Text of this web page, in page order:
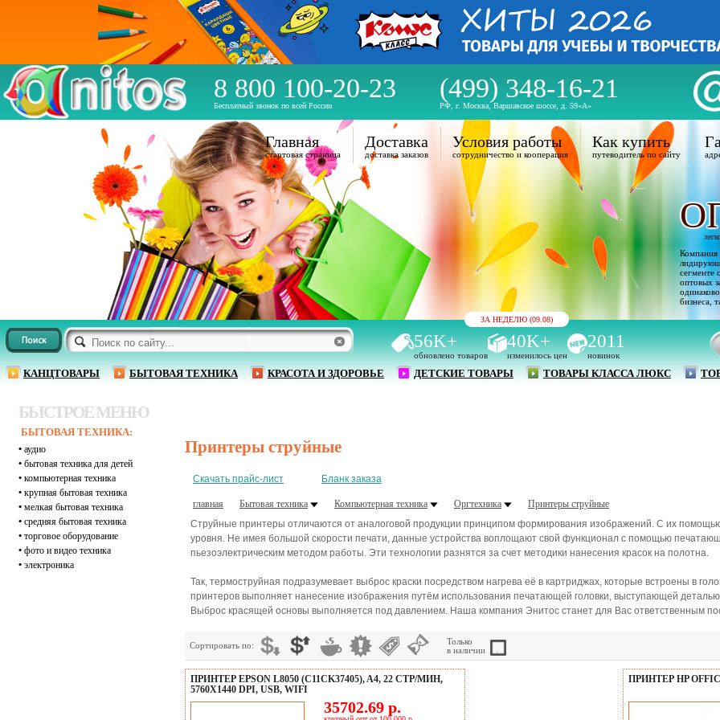
8 800 100-20-23
Бесплатный звонок по всей России
(499) 348-16-21
РФ, г. Москва, Варшавское шоссе, д. 59«А»
ЗА НЕДЕЛЮ (09.08)
56K+
обновлено товаров
40K+
изменилось цен
2011
новинок
КАНЦТОВАРЫ БЫТОВАЯ ТЕХНИКА КРАСОТА И ЗДОРОВЬЕ ДЕТСКИЕ ТОВАРЫ ТОВАРЫ КЛАССА ЛЮКС
Главная
стартовая страница
Доставка
доставка заказов
Условия работы
сотрудничество и кооперация
Как купить
путеводитель по сайту
Компания
сегменте
оптовых
бизнеса,
БЫСТРОЕ МЕНЮ
БЫТОВАЯ ТЕХНИКА:
• аудио
• бытовая техника для детей
• компьютерная техника
• крупная бытовая техника
• мелкая бытовая техника
• средняя бытовая техника
• торговое оборудование
• фото и видео техника
• электроника
Принтеры струйные
Скачать прайс-лист Бланк заказа
главная Бытовая техника Компьютерная техника Оргтехника
Принтеры струйные
Струйные принтеры отличаются от аналоговой продукции принципом формирования изображений. С их
уровня. Не имея большой скорости печати, данные устройства воплощают свой функционал с помощью
пьезоэлектрическим методом работы. Эти технологии разнятся за счет методики нанесения красок на полотна.
Так, термоструйная подразумевает выброс краски посредством нагрева её в картриджах, которые встроены в
принтеров выполняет нанесение изображения путём использования печатающей головки, выступающей
Выброс красящей основы выполняется под давлением. Наша компания Энитос станет для Вас ответственным
Сортировать по:
Только
в наличии
ПРИНТЕР EPSON L8050 (C11CK37405), A4, 22 СТР/МИН,
5760X1440 DPI, USB, WIFI
35702.69 р.
ПРИНТЕР HP